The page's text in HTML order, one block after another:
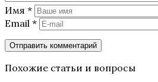
Имя *
Email *
Похожие статьи и вопросы